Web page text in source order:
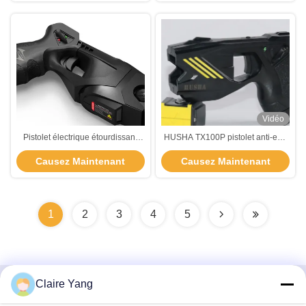
Pistolet électrique étourdissant
étanche
Causez Maintenant
Vidéo
HUSHA TX100P pistolet anti-eau
IP57 avec tension de sortie de
55KV et batterie rechargeable
pour les forces de l'ordre
Causez Maintenant
1 2 3 4 5
Contactez rapidement
Claire Yang